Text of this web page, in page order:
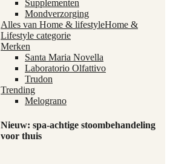
Supplementen
Mondverzorging
Alles van Home & lifestyleHome &
Lifestyle categorie
Merken
Santa Maria Novella
Laboratorio Olfattivo
Trudon
Trending
Melograno
Nieuw: spa-achtige stoombehandeling
voor thuis